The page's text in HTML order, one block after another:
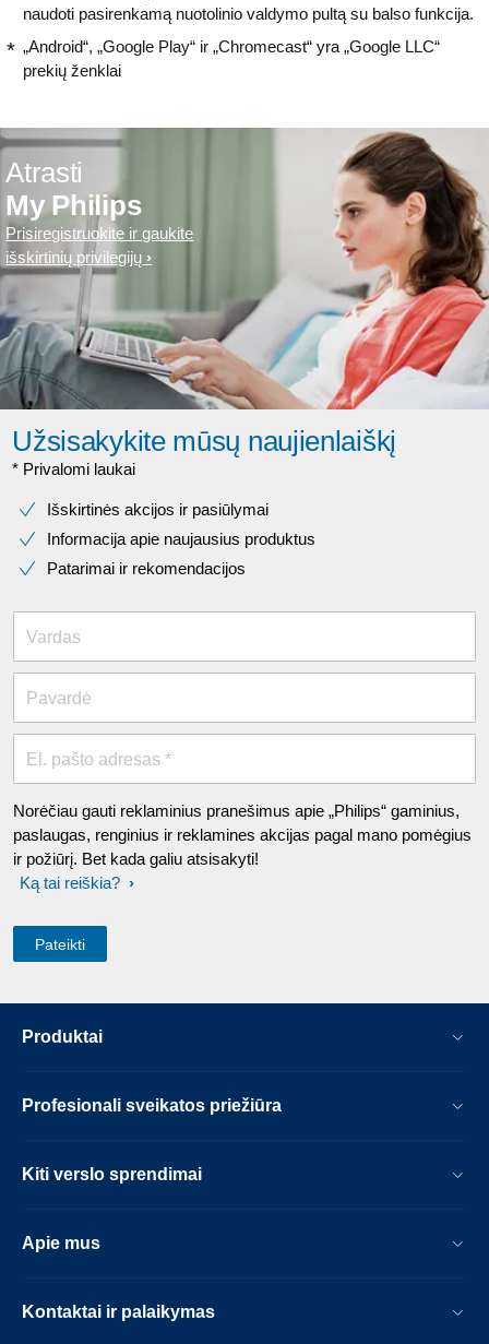
naudoti pasirenkamą nuotolinio valdymo pultą su balso funkcija.
„Android“, „Google Play“ ir „Chromecast“ yra „Google LLC“
prekių ženklai
Atrasti
My Philips
Prisiregistruokite ir gaukite
išskirtinių privilegijų
Užsisakykite mūsų naujienlaiškį
* Privalomi laukai​
Išskirtinės akcijos ir pasiūlymai
Informacija apie naujausius produktus
Patarimai ir rekomendacijos
Vardas
Pavardė
El. pašto adresas *
Norėčiau gauti reklaminius pranešimus apie „Philips“ gaminius,
paslaugas, renginius ir reklamines akcijas pagal mano pomėgius
ir požiūrį. Bet kada galiu atsisakyti!
Ką tai reiškia?
Produktai
Profesionali sveikatos priežiūra
Kiti verslo sprendimai
Apie mus
Kontaktai ir palaikymas